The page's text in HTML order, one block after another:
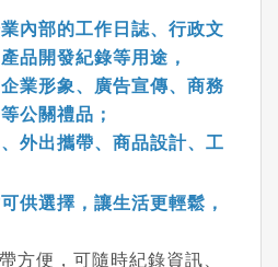
內部的工作日誌、行政文
品開發紀錄等用途，
業形象、廣告宣傳、商務
公關禮品；
外出攜帶、商品設計、工
供選擇，讓生活更輕鬆，
方便，可隨時紀錄資訊、